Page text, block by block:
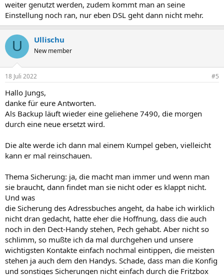
weiter genutzt werden, zudem kommt man an seine
Einstellung noch ran, nur eben DSL geht dann nicht mehr.
U Ullischu
New member
18 Juli 2022 #5
Hallo Jungs,
danke für eure Antworten.
Als Backup läuft wieder eine geliehene 7490, die morgen
durch eine neue ersetzt wird.
Die alte werde ich dann mal einem Kumpel geben, vielleicht
kann er mal reinschauen.
Thema Sicherung: ja, die macht man immer und wenn man
sie braucht, dann findet man sie nicht oder es klappt nicht.
Und was
die Sicherung des Adressbuches angeht, da habe ich wirklich
nicht dran gedacht, hatte eher die Hoffnung, dass die auch
noch in den Dect-Handy stehen, Pech gehabt. Aber nicht so
schlimm, so mußte ich da mal durchgehen und unsere
wichtigsten Kontakte einfach nochmal eintippen, die meisten
stehen ja auch dem den Handys. Schade, dass man die Konfig
und sonstiges Sicherungen nicht einfach durch die Fritzbox